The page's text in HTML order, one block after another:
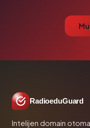
RadioeduGuard
Intelijen domain